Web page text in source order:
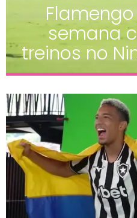
semana
treinos no